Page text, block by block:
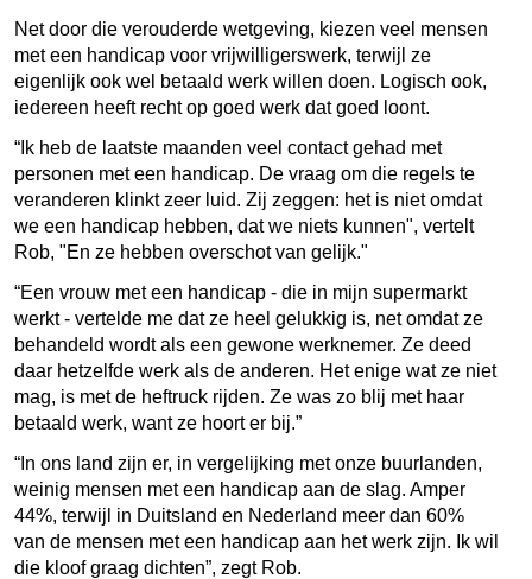
Net door die verouderde wetgeving, kiezen veel mensen
met een handicap voor vrijwilligerswerk, terwijl ze
eigenlijk ook wel betaald werk willen doen. Logisch ook,
iedereen heeft recht op goed werk dat goed loont.
“Ik heb de laatste maanden veel contact gehad met
personen met een handicap. De vraag om die regels te
veranderen klinkt zeer luid. Zij zeggen: het is niet omdat
we een handicap hebben, dat we niets kunnen", vertelt
Rob, "En ze hebben overschot van gelijk."
“Een vrouw met een handicap - die in mijn supermarkt
werkt - vertelde me dat ze heel gelukkig is, net omdat ze
behandeld wordt als een gewone werknemer. Ze deed
daar hetzelfde werk als de anderen. Het enige wat ze niet
mag, is met de heftruck rijden. Ze was zo blij met haar
betaald werk, want ze hoort er bij.”
“In ons land zijn er, in vergelijking met onze buurlanden,
weinig mensen met een handicap aan de slag. Amper
44%, terwijl in Duitsland en Nederland meer dan 60%
van de mensen met een handicap aan het werk zijn. Ik wil
die kloof graag dichten”, zegt Rob.